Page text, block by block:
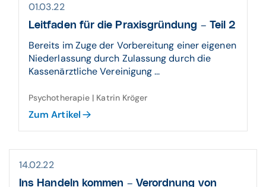
01.03.22
Leitfaden für die Praxisgründung – Teil 2
Bereits im Zuge der Vorbereitung einer eigenen
Niederlassung durch Zulassung durch die
Kassenärztliche Vereinigung ...
Psychotherapie | Katrin Kröger
Zum Artikel
14.02.22
Ins Handeln kommen – Verordnung von